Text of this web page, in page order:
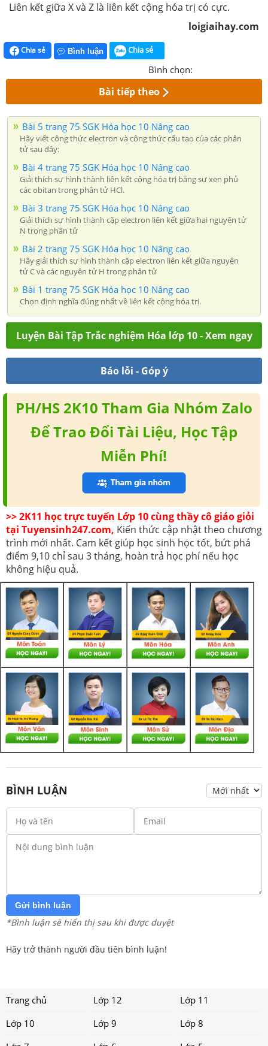
Liên kết giữa X và Z là liên kết cộng hóa trị có cực.
loigiaihay.com
Chia sẻ Bình luận Chia sẻ
Bình chọn:
Bài tiếp theo
Bài 5 trang 75 SGK Hóa học 10 Nâng cao
Hãy viết công thức electron và công thức cấu tạo của các phân
tử sau đây:
Bài 4 trang 75 SGK Hóa học 10 Nâng cao
Giải thích sự hình thành liên kết cộng hóa trị bằng sự xen phủ
các obitan trong phân tử HCl.
Bài 3 trang 75 SGK Hóa học 10 Nâng cao
Giải thích sự hình thành cặp electron liên kết giữa hai nguyên tử
N trong phân tử
Bài 2 trang 75 SGK Hóa học 10 Nâng cao
Hãy giải thích sự hình thành cặp electron liên kết giữa nguyên
tử C và các nguyên tử H trong phân tử
Bài 1 trang 75 SGK Hóa học 10 Nâng cao
Chọn định nghĩa đúng nhất về liên kết cộng hóa trị.
Luyện Bài Tập Trắc nghiệm Hóa lớp 10 - Xem ngay
Báo lỗi - Góp ý
PH/HS 2K10 Tham Gia Nhóm Zalo
Để Trao Đổi Tài Liệu, Học Tập
Miễn Phí!
>> 2K11 học trực tuyến Lớp 10 cùng thầy cô giáo giỏi
tại Tuyensinh247.com, Kiến thức cập nhật theo chương
trình mới nhất. Cam kết giúp học sinh học tốt, bứt phá
điểm 9,10 chỉ sau 3 tháng, hoàn trả học phí nếu học
không hiệu quả.
BÌNH LUẬN
Gửi bình luận
*Bình luận sẽ hiển thị sau khi được duyệt
Hãy trở thành người đầu tiên bình luận!
Trang chủ Lớp 12
Lớp 11
Lớp 10
Lớp 9
Lớp 8